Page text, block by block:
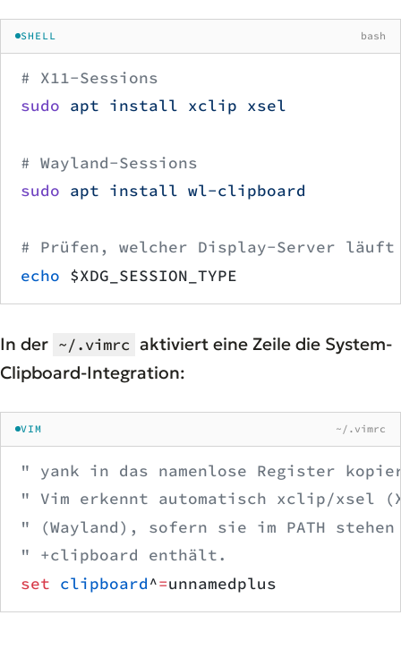
SHELL bash
# X11-Sessions
sudo apt install xclip xsel
# Wayland-Sessions
sudo apt install wl-clipboard
# Prüfen, welcher Display-Server läuft
echo $XDG_SESSION_TYPE
In der ~/.vimrc aktiviert eine Zeile die System-
Clipboard-Integration:
VIM ~/.vimrc
" yank in das namenlose Register
" Vim erkennt automatisch xclip/xsel
" (Wayland), sofern sie im PATH
" +clipboard enthält.
set clipboard^=unnamedplus